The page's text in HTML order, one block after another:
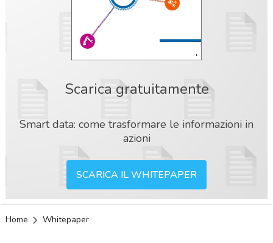
Scarica gratuitamente
Smart data: come trasformare le informazioni in
azioni
SCARICA IL WHITEPAPER
Home Whitepaper